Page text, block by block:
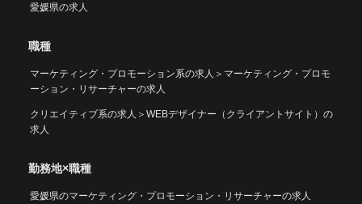
愛媛県の求人
職種
マーケティング・プロモーション系の求人 ＞ マーケティング・プロモ
ーション・リサーチャーの求人
クリエイティブ系の求人 ＞ WEBデザイナー（クライアントサイト）の
求人
勤務地×職種
愛媛県のマーケティング・プロモーション・リサーチャーの求人